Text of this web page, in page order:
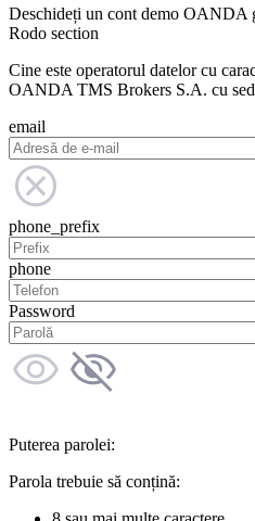
Deschideți un cont demo OANDA
Rodo section
Cine este operatorul datelor cu
OANDA TMS Brokers S.A. cu
email
phone_prefix
phone
Password
Puterea parolei:
Parola trebuie să conțină: